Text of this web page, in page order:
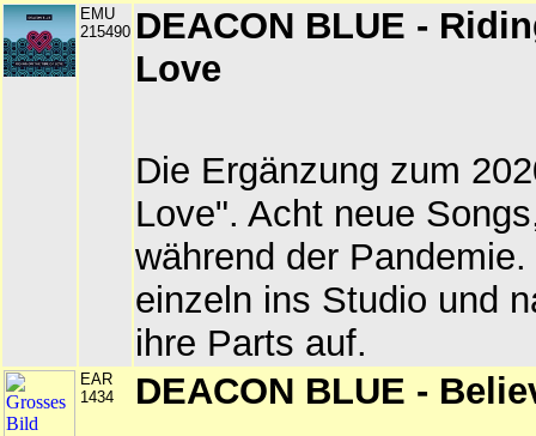
EMU
215490 DEACON BLUE -
Love
Die Ergänzung zum
Love". Acht neue
während der
einzeln ins Studio und
ihre Parts auf.
EAR
1434
DEACON BLUE -